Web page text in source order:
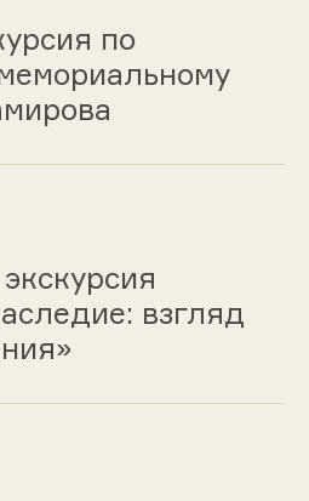
по
взгляд